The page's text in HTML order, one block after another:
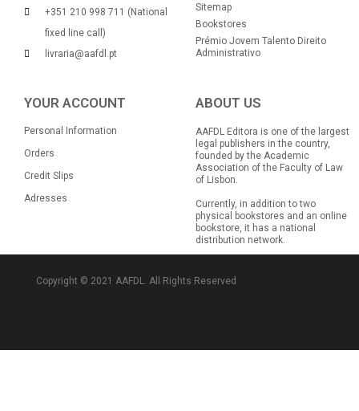
+351 210 998 711 (National
fixed line call)
livraria@aafdl.pt
Sitemap
Bookstores
Prémio Jovem Talento Direito
Administrativo
YOUR ACCOUNT
Personal Information
Orders
Credit Slips
Adresses
ABOUT US
AAFDL Editora is one of the largest
legal publishers in the country,
founded by the Academic
Association of the Faculty of Law
of Lisbon.
Currently, in addition to two
physical bookstores and an online
bookstore, it has a national
distribution network.
Copyright © 2021 AAFDL. All Rights Reserved